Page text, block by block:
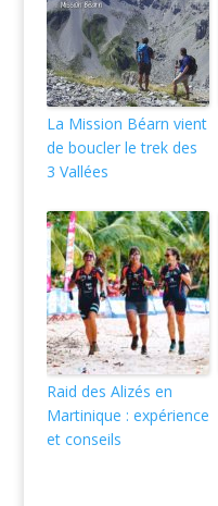
La Mission Béarn vient
de boucler le trek des
3 Vallées
Raid des Alizés en
Martinique : expérience
et conseils